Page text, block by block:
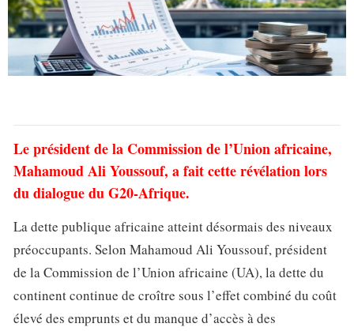
Le président de la Commission de l’Union africaine,
Mahamoud Ali Youssouf, a fait cette révélation lors
du dialogue du G20-Afrique.
La dette publique africaine atteint désormais des niveaux
préoccupants. Selon Mahamoud Ali Youssouf, président
de la Commission de l’Union africaine (UA), la dette du
continent continue de croître sous l’effet combiné du coût
élevé des emprunts et du manque d’accès à des